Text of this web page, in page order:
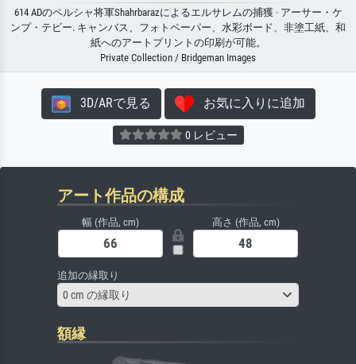
614 ADのペルシャ将軍Shahrbarazによるエルサレムの捕獲 · アーサー・ケ
ンプ・テビー. キャンバス、フォトペーパー、水彩ボード、非塗工紙、和
紙へのアートプリントの印刷が可能。
Private Collection / Bridgeman Images
3D/ARで見る お気に入りに追加
0 レビュー
アート作品の構成
幅 (作品, cm) 高さ (作品, cm)
追加の縁取り
0 cm の縁取り
額縁